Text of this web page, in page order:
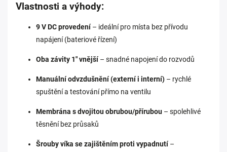
Vlastnosti a výhody:
9 V DC provedení– ideální pro místa bez přívodu
napájení (bateriové řízení)
Oba závity 1" vnější– snadné napojení do rozvodů
Manuální odvzdušnění (externí i interní) – rychlé
spuštění a testování přímo na ventilu
Membrána s dvojitou obrubou/přírubou – spolehlivé
těsnění bez průsaků
Šrouby víka se zajištěním proti vypadnutí–